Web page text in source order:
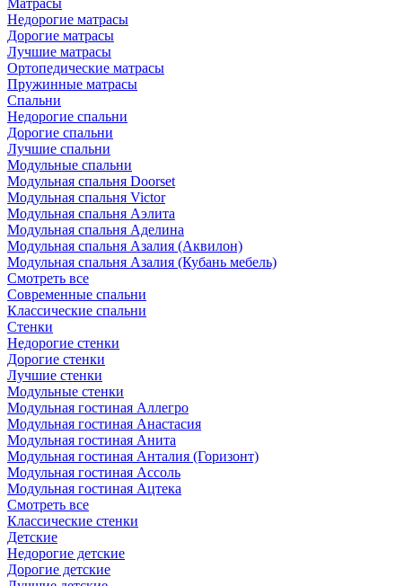
Матрасы
Недорогие матрасы
Дорогие матрасы
Лучшие матрасы
Ортопедические матрасы
Пружинные матрасы
Cпальни
Недорогие спальни
Дорогие спальни
Лучшие спальни
Модульные спальни
Модульная спальня Doorset
Модульная спальня Victor
Модульная спальня Аэлита
Модульная спальня Аделина
Модульная спальня Азалия (Аквилон)
Модульная спальня Азалия (Кубань мебель)
Смотреть все
Современные спальни
Классические спальни
Стенки
Недорогие стенки
Дорогие стенки
Лучшие стенки
Модульные стенки
Модульная гостиная Аллегро
Модульная гостиная Анастасия
Модульная гостиная Анита
Модульная гостиная Анталия (Горизонт)
Модульная гостиная Ассоль
Модульная гостиная Ацтека
Смотреть все
Классические стенки
Детские
Недорогие детские
Дорогие детские